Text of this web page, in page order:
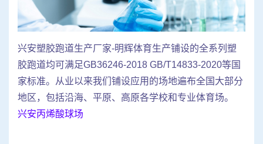
兴安塑胶跑道生产厂家-明辉体育生产铺设的全系列塑
胶跑道均可满足GB36246-2018 GB/T14833-2020等国
家标准。从业以来我们铺设应用的场地遍布全国大部分
地区，包括沿海、平原、高原各学校和专业体育场。
兴安丙烯酸球场